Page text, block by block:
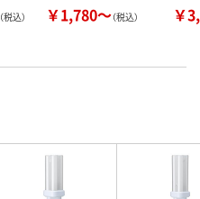
（税込） ￥1,780～（税込） ￥